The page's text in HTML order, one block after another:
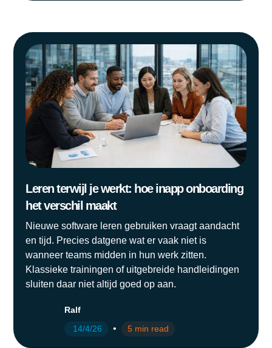
Leren terwijl je werkt: hoe inapp onboarding
het verschil maakt
Nieuwe software leren gebruiken vraagt aandacht
en tijd. Precies datgene wat er vaak niet is
wanneer teams midden in hun werk zitten.
Klassieke trainingen of uitgebreide handleidingen
sluiten daar niet altijd goed op aan.
Ralf
14/4/26
• 5 min read